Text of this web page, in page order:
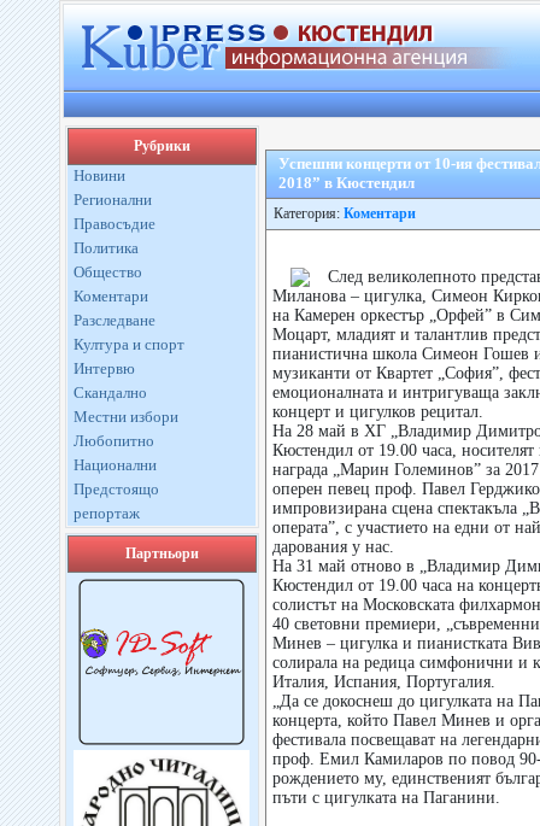
Рубрики
Новини
Регионални
Правосъдие
Политика
Общество
Коментари
Разследване
Култура и спорт
Интервю
Скандално
Местни избори
Любопитно
Национални
Предстоящо
репортаж
Партньори
Успешни концерти от 10-ия
2018” в Кюстендил
Категория: Коментари
След великолепното
Миланова – цигулка, Симеон
на Камерен оркестър „Орфей” в
Моцарт, младият и талантлив
пианистична школа Симеон Гошев
музиканти от Квартет „София”,
емоционалната и интригуваща
концерт и цигулков рецитал.
На 28 май в ХГ „Владимир
Кюстендил от 19.00 часа,
награда „Марин Големинов” за 2017
оперен певец проф. Павел
импровизирана сцена спектакъла
операта”, с участието на едни от
дарования у нас.
На 31 май отново в „Владимир
Кюстендил от 19.00 часа на
солистът на Московската
40 световни премиери,
Минев – цигулка и пианистката
солирала на редица симфонични и
Италия, Испания, Португалия.
„Да се докоснеш до цигулката на
концерта, който Павел Минев и
фестивала посвещават на
проф. Емил Камиларов по повод
рождението му, единственият
пъти с цигулката на Паганини.